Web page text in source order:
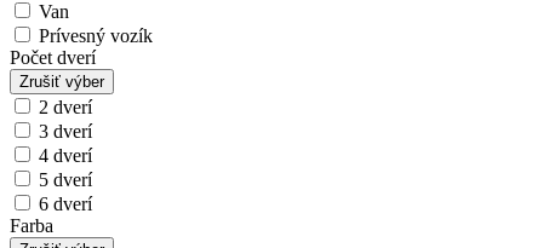
Van
Prívesný vozík
Počet dverí
Zrušiť výber
2 dverí
3 dverí
4 dverí
5 dverí
6 dverí
Farba